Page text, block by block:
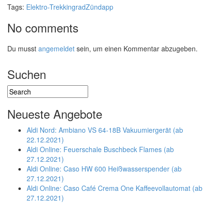
Tags: Elektro-TrekkingradZündapp
No comments
Du musst angemeldet sein, um einen Kommentar abzugeben.
Suchen
Neueste Angebote
Aldi Nord: Ambiano VS 64-18B Vakuumiergerät (ab
22.12.2021)
Aldi Online: Feuerschale Buschbeck Flames (ab
27.12.2021)
Aldi Online: Caso HW 600 Heißwasserspender (ab
27.12.2021)
Aldi Online: Caso Café Crema One Kaffeevollautomat (ab
27.12.2021)